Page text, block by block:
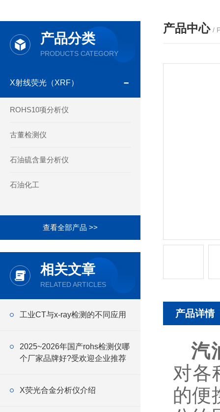
产品分类
PRODUCTS CATEGORY
X射线荧光（XRF）
ROHS10项分析仪
古董检测仪
石油硫含量分析仪
石油化工
查看全部产品 >>
相关文章
RELATED ARTICLES
工业CT与x-ray检测的不同应用
2025~2026年国产rohs检测仪哪
个厂家品牌好?受欢迎企业推荐
X荧光合金分析仪介绍
产品中心 /
产品详情
汽
对各
的便